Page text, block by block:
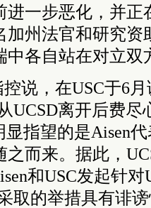
进一步恶化，并正
加州法官和研究资
中各自站在对立双
控说，在USC于6
UCSD离开后费
指望的是Aisen
而来。据此，
和USC发起针
取的举措具有诽